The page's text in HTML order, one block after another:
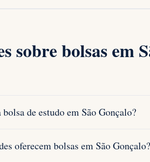
sobre bolsas em
de estudo em São Gonçalo?
oferecem bolsas em São Gonçalo?